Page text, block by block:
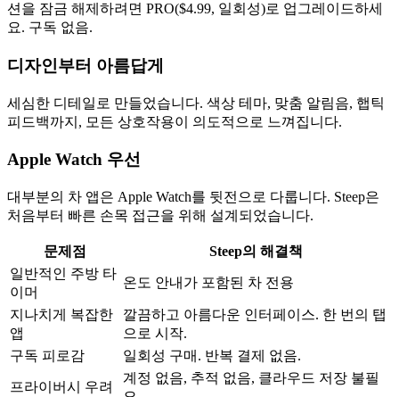
션을 잠금 해제하려면 PRO($4.99, 일회성)로 업그레이드하세
요. 구독 없음.
디자인부터 아름답게
세심한 디테일로 만들었습니다. 색상 테마, 맞춤 알림음, 햅틱
피드백까지, 모든 상호작용이 의도적으로 느껴집니다.
Apple Watch 우선
대부분의 차 앱은 Apple Watch를 뒷전으로 다룹니다. Steep은
처음부터 빠른 손목 접근을 위해 설계되었습니다.
문제점
Steep의 해결책
일반적인 주방 타
이머
온도 안내가 포함된 차 전용
지나치게 복잡한
앱
깔끔하고 아름다운 인터페이스. 한 번의 탭
으로 시작.
구독 피로감
일회성 구매. 반복 결제 없음.
프라이버시 우려
계정 없음, 추적 없음, 클라우드 저장 불필